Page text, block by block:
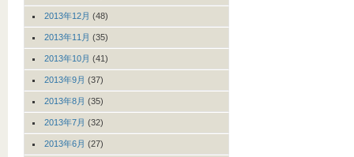
2013年12月 (48)
2013年11月 (35)
2013年10月 (41)
2013年9月 (37)
2013年8月 (35)
2013年7月 (32)
2013年6月 (27)